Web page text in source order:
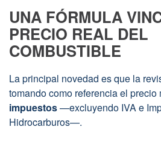
UNA FÓRMULA
PRECIO REAL DEL
COMBUSTIBLE
La principal novedad es que la
tomando como referencia el
impuestos—excluyendo IVA e
Hidrocarburos—.